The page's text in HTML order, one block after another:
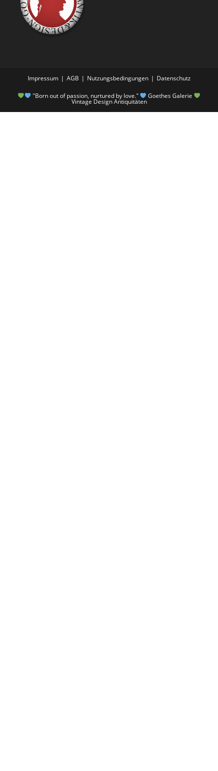
Impressum AGB Nutzungsbedingungen Datenschutz
"Born out of passion, nurtured by love." Goethes Galerie
Vintage Design Antiquitäten